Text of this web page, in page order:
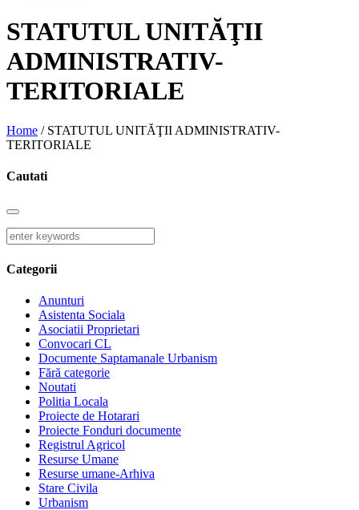
STATUTUL UNITĂŢII
ADMINISTRATIV-
TERITORIALE
Home / STATUTUL UNITĂŢII ADMINISTRATIV-
TERITORIALE
Cautati
Categorii
Anunturi
Asistenta Sociala
Asociatii Proprietari
Convocari CL
Documente Saptamanale Urbanism
Fără categorie
Noutati
Politia Locala
Proiecte de Hotarari
Proiecte Fonduri documente
Registrul Agricol
Resurse Umane
Resurse umane-Arhiva
Stare Civila
Urbanism